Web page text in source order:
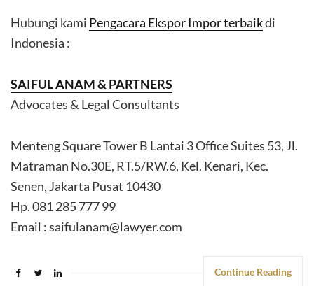
Hubungi kami Pengacara Ekspor Impor terbaikdi
Indonesia :
SAIFUL ANAM & PARTNERS
Advocates & Legal Consultants
Menteng Square Tower B Lantai 3 Office Suites 53, Jl.
Matraman No.30E, RT.5/RW.6, Kel. Kenari, Kec.
Senen, Jakarta Pusat 10430
Hp. 081 285 777 99
Email : saifulanam@lawyer.com
Continue Reading